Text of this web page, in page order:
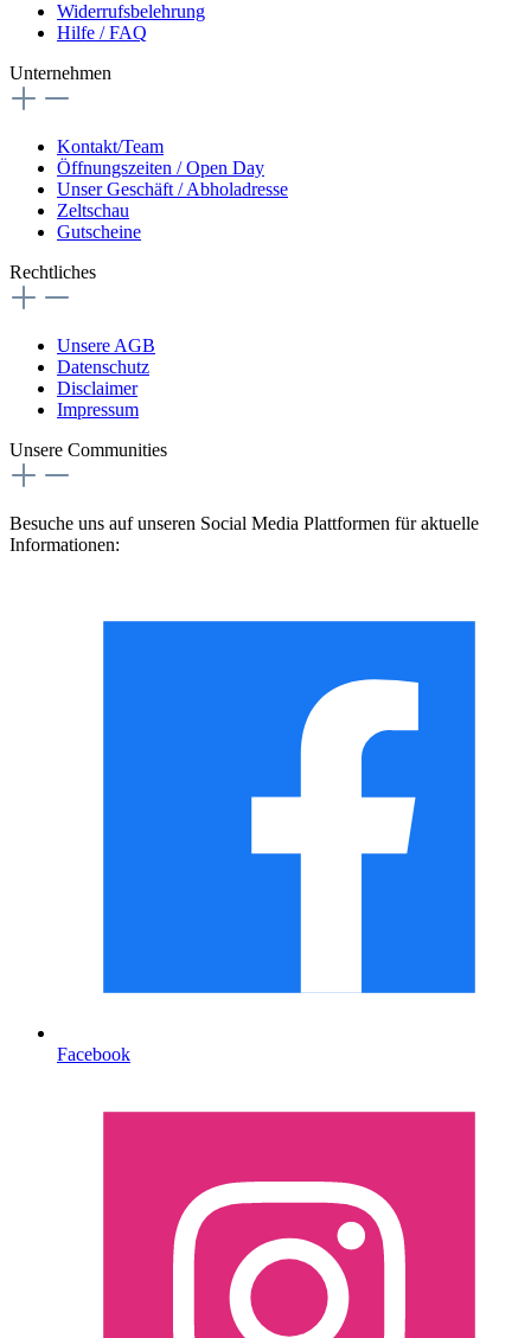
Widerrufsbelehrung
Hilfe / FAQ
Unternehmen
Kontakt/Team
Öffnungszeiten / Open Day
Unser Geschäft / Abholadresse
Zeltschau
Gutscheine
Rechtliches
Unsere AGB
Datenschutz
Disclaimer
Impressum
Unsere Communities
Besuche uns auf unseren Social Media Plattformen für aktuelle
Informationen:
Facebook